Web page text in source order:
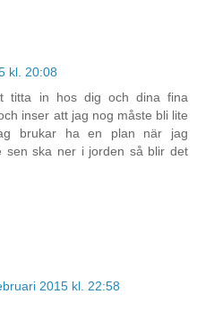
kl. 20:08
titta in hos dig och dina fina
inser att jag nog måste bli lite
brukar ha en plan när jag
sen ska ner i jorden så blir det
2015 kl. 22:58